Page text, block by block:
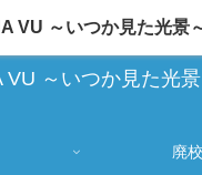
真の大売り出しとカメラ物欲のブ
VU ～いつか見た光景
廃
VU ～いつか見た光景